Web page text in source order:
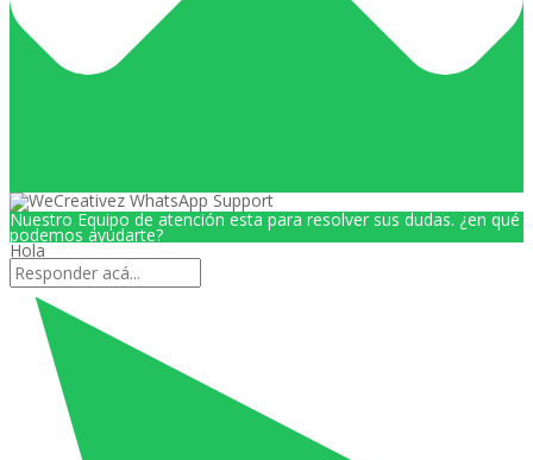
Nuestro Equipo de atención esta para resolver sus dudas. ¿en qué
podemos ayudarte?
Hola